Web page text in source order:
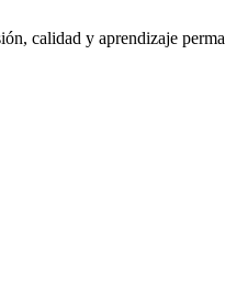
calidad y aprendizaje